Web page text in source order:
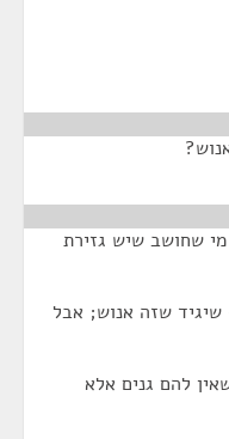
מי שחושב שיש גזירת
שיגיד שזה אנוש; אבל
להם גנים אלא